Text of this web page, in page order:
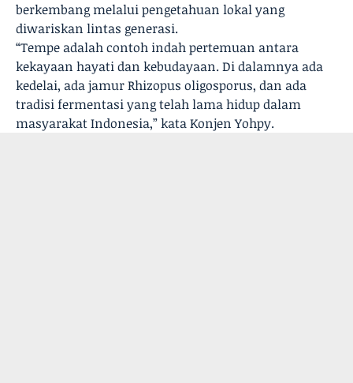
berkembang melalui pengetahuan lokal yang
diwariskan lintas generasi.
“Tempe adalah contoh indah pertemuan antara
kekayaan hayati dan kebudayaan. Di dalamnya ada
kedelai, ada jamur Rhizopus oligosporus, dan ada
tradisi fermentasi yang telah lama hidup dalam
masyarakat Indonesia,” kata Konjen Yohpy.